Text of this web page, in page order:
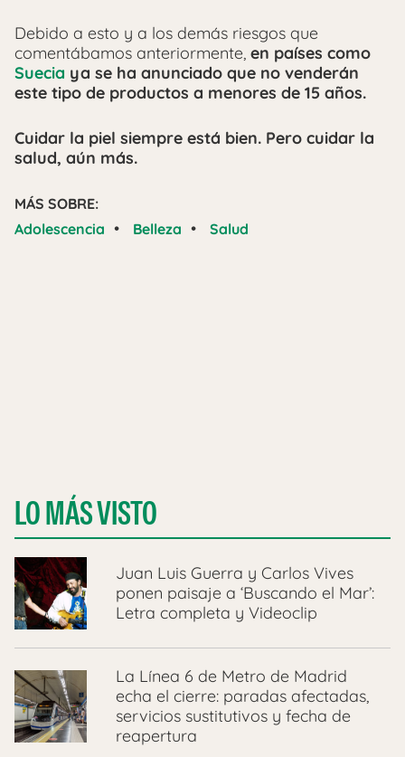
Debido a esto y a los demás riesgos que
comentábamos anteriormente, en países como
Suecia ya se ha anunciado que no venderán
este tipo de productos a menores de 15 años.
Cuidar la piel siempre está bien. Pero cuidar la
salud, aún más.
MÁS SOBRE:
Adolescencia • Belleza • Salud
LO MÁS VISTO
Juan Luis Guerra y Carlos Vives
ponen paisaje a ‘Buscando el Mar’:
Letra completa y Videoclip
La Línea 6 de Metro de Madrid
echa el cierre: paradas afectadas,
servicios sustitutivos y fecha de
reapertura